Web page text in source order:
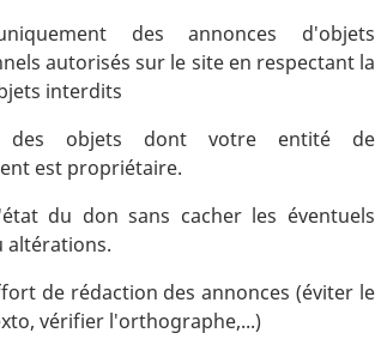
des annonces d'objets
autorisés sur le site en respectant la
interdits
des objets dont votre entité de
est propriétaire.
du don sans cacher les éventuels
altérations.
de rédaction des annonces (éviter le
vérifier l'orthographe,...)